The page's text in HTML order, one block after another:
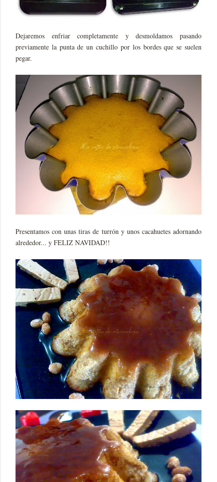
Dejaremos enfriar completamente y desmoldamos pasando
previamente la punta de un cuchillo por los bordes que se suelen
pegar.
Presentamos con unas tiras de turrón y unos cacahuetes adornando
alrededor... y FELIZ NAVIDAD!!